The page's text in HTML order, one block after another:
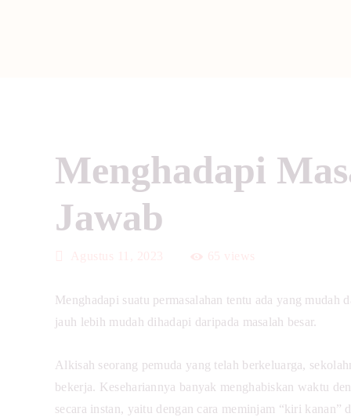
Menghadapi
Jawab
Menghadapi suatu permasalahan tentu ada yang mudah
jauh lebih mudah dihadapi daripada masalah besar.
Alkisah seorang pemuda yang telah berkeluarga,
bekerja. Kesehariannya banyak menghabiskan waktu
secara instan, yaitu dengan cara meminjam “kiri